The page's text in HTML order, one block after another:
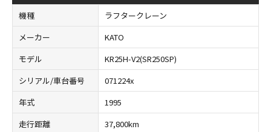
機種
ラフタークレーン
メーカー
KATO
モデル
KR25H-V2(SR250SP)
シリアル/車台番号
071224x
年式
1995
走行距離
37,800km